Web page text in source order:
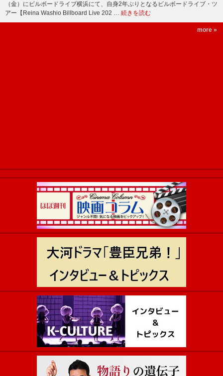
（金）にビルボードライブ横浜にて、自身2年ぶりとなるビルボードライブ・ツ
アー【Reina Washio Billboard Live 202 … 続きを読む
more »